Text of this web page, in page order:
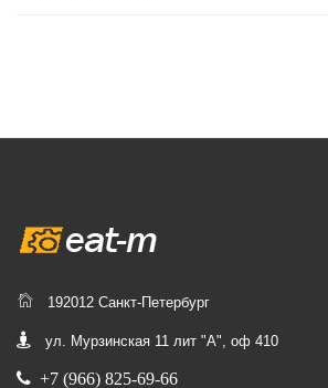
192012 Санкт-Петербург
ул. Мурзинская 11 лит "А", оф 410
+7 (966) 825-69-66